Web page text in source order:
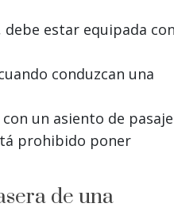
estar equipada
conduzcan una
un asiento de
prohibido poner
de una